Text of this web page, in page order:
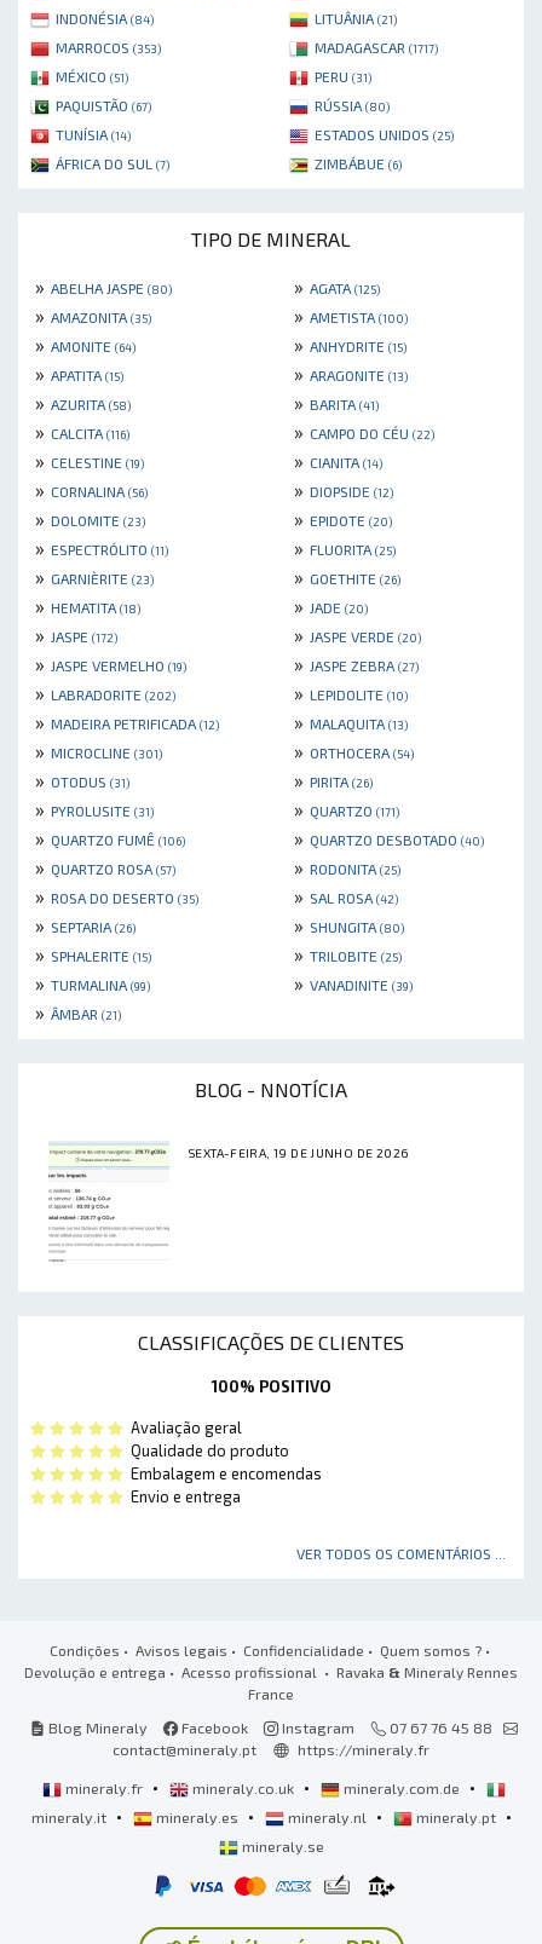
INDONÉSIA (84) LITUÂNIA (21)
MARROCOS (353) MADAGASCAR (1717)
MÉXICO (51) PERU (31)
PAQUISTÃO (67) RÚSSIA (80)
TUNÍSIA (14) ESTADOS UNIDOS (25)
ÁFRICA DO SUL (7) ZIMBÁBUE (6)
TIPO DE MINERAL
» ABELHA JASPE (80) » AGATA (125)
» AMAZONITA (35) » AMETISTA (100)
» AMONITE (64) » ANHYDRITE (15)
» APATITA (15) » ARAGONITE (13)
» AZURITA (58) » BARITA (41)
» CALCITA (116) » CAMPO DO CÉU (22)
» CELESTINE (19) » CIANITA (14)
» CORNALINA (56) » DIOPSIDE (12)
» DOLOMITE (23) » EPIDOTE (20)
» ESPECTRÓLITO (11) » FLUORITA (25)
» GARNIÈRITE (23) » GOETHITE (26)
» HEMATITA (18) » JADE (20)
» JASPE (172) » JASPE VERDE (20)
» JASPE VERMELHO (19) » JASPE ZEBRA (27)
» LABRADORITE (202) » LEPIDOLITE (10)
» MADEIRA PETRIFICADA (12) » MALAQUITA (13)
» MICROCLINE (301) » ORTHOCERA (54)
» OTODUS (31) » PIRITA (26)
» PYROLUSITE (31) » QUARTZO (171)
» QUARTZO FUMÊ (106) » QUARTZO DESBOTADO (40)
» QUARTZO ROSA (57) » RODONITA (25)
» ROSA DO DESERTO (35) » SAL ROSA (42)
» SEPTARIA (26) » SHUNGITA (80)
» SPHALERITE (15) » TRILOBITE (25)
» TURMALINA (99) » VANADINITE (39)
» ÂMBAR (21)
BLOG - NNOTÍCIA
SEXTA-FEIRA, 19 DE JUNHO DE 2026
CLASSIFICAÇÕES DE CLIENTES
100% POSITIVO
Avaliação geral
Qualidade do produto
Embalagem e encomendas
Envio e entrega
VER TODOS OS COMENTÁRIOS ...
Condições • Avisos legais • Confidencialidade • Quem somos ?•
Devolução e entrega • Acesso profissional • Ravaka & Mineraly Rennes
France
Blog Mineraly
Facebook Instagram
07 67 76 45 88
contact@mineraly.pt
https://mineraly.fr
mineraly.fr • mineraly.co.uk • mineraly.com.de •
mineraly.it • mineraly.es • mineraly.nl • mineraly.pt •
mineraly.se